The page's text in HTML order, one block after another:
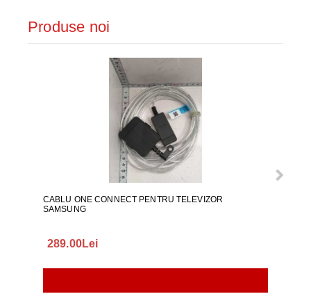
Produse noi
CABLU ONE CONNECT PENTRU TELEVIZOR
SAMSUNG
289.00Lei